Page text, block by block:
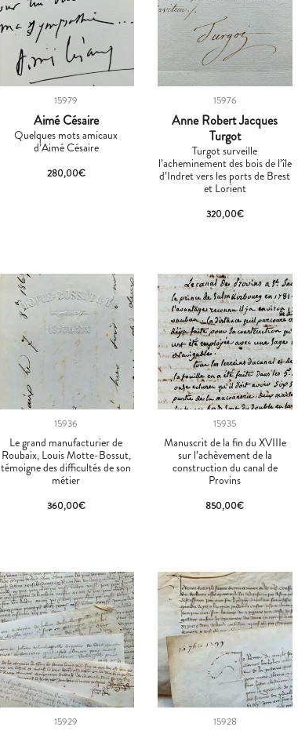
15979
Aimé Césaire
Quelques mots amicaux
d’Aimé Césaire
280,00€
15976
Anne Robert Jacques
Turgot
Turgot surveille
l’acheminement des bois de l’île
d’Indret vers les ports de Brest
et Lorient
320,00€
15936
Le grand manufacturier de
Roubaix, Louis Motte-Bossut,
témoigne des difficultés de son
métier
360,00€
15935
Manuscrit de la fin du XVIIIe
sur l’achèvement de la
construction du canal de
Provins
850,00€
15929 15928